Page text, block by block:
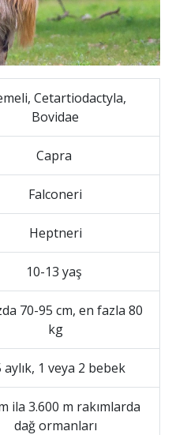
Cetartiodactyla,
Bovidae
Capra
Falconeri
Heptneri
10-13 yaş
70-95 cm, en fazla 80
kg
aylık, 1 veya 2 bebek
ila 3.600 m rakımlarda
dağ ormanları